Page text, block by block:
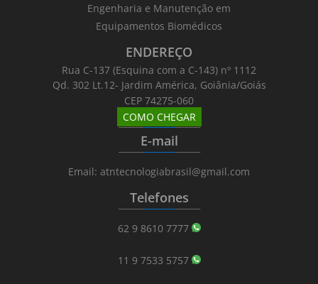
Engenharia e Manutenção em
Equipamentos Biomédicos
ENDEREÇO
Rua C-137 (Esquina com a C-143) nº 1112
Qd. 302 Lt.12- Jardim América, Goiânia/Goiás
CEP 74275-060
COMO CHEGAR
_______________________
E-mail
_______________________
Email: atntecnologiabrasil@gmail.com
Telefones
_______________________
62 9 8610 7777
11 9 7533 5757